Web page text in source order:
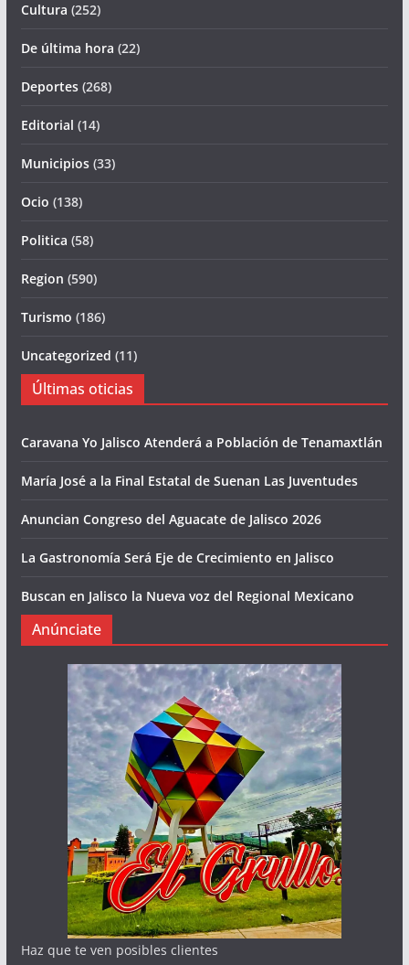
Cultura (252)
De última hora (22)
Deportes(268)
Editorial (14)
Municipios(33)
Ocio (138)
Politica (58)
Region (590)
Turismo (186)
Uncategorized (11)
Últimas oticias
Caravana Yo Jalisco Atenderá a Población de Tenamaxtlán
María José a la Final Estatal de Suenan Las Juventudes
Anuncian Congreso del Aguacate de Jalisco 2026
La Gastronomía Será Eje de Crecimiento en Jalisco
Buscan en Jalisco la Nueva voz del Regional Mexicano
Anúnciate
Haz que te ven posibles clientes